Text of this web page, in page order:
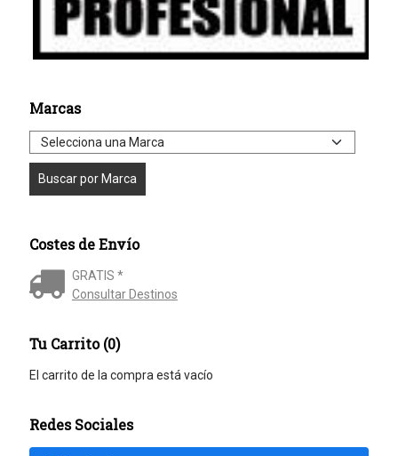
Marcas
Costes de Envío
GRATIS *
Consultar Destinos
Tu Carrito (0)
El carrito de la compra está vacío
Redes Sociales